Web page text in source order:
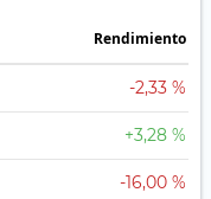
Rendimiento
-2,33 %
+3,28 %
-16,00 %